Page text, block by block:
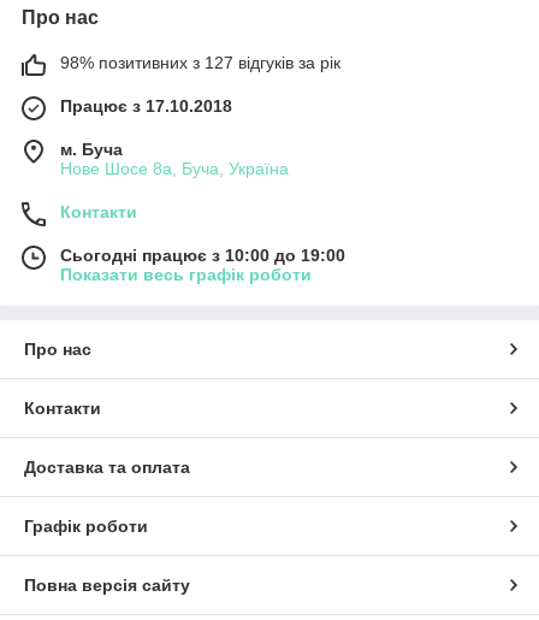
Про нас
98% позитивних з 127 відгуків за рік
Працює з 17.10.2018
м. Буча
Нове Шосе 8а, Буча, Україна
Контакти
Сьогодні працює з 10:00 до 19:00
Показати весь графік роботи
Про нас
Контакти
Доставка та оплата
Графік роботи
Повна версія сайту